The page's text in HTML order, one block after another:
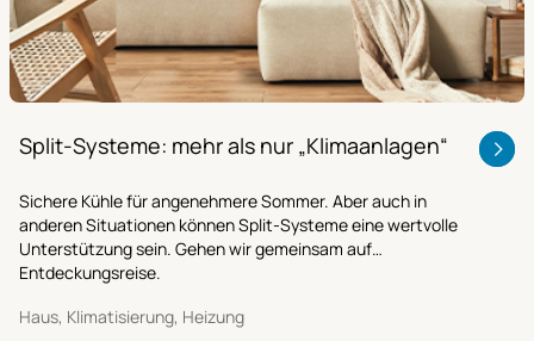
Split-Systeme: mehr als nur „Klimaanlagen“
Sichere Kühle für angenehmere Sommer. Aber auch in
anderen Situationen können Split-Systeme eine wertvolle
Unterstützung sein. Gehen wir gemeinsam auf
Entdeckungsreise.
Haus, Klimatisierung, Heizung